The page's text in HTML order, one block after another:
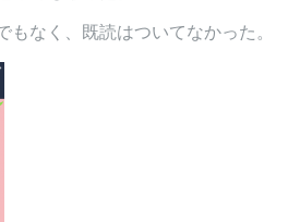
もなく、既読はついてなかった。